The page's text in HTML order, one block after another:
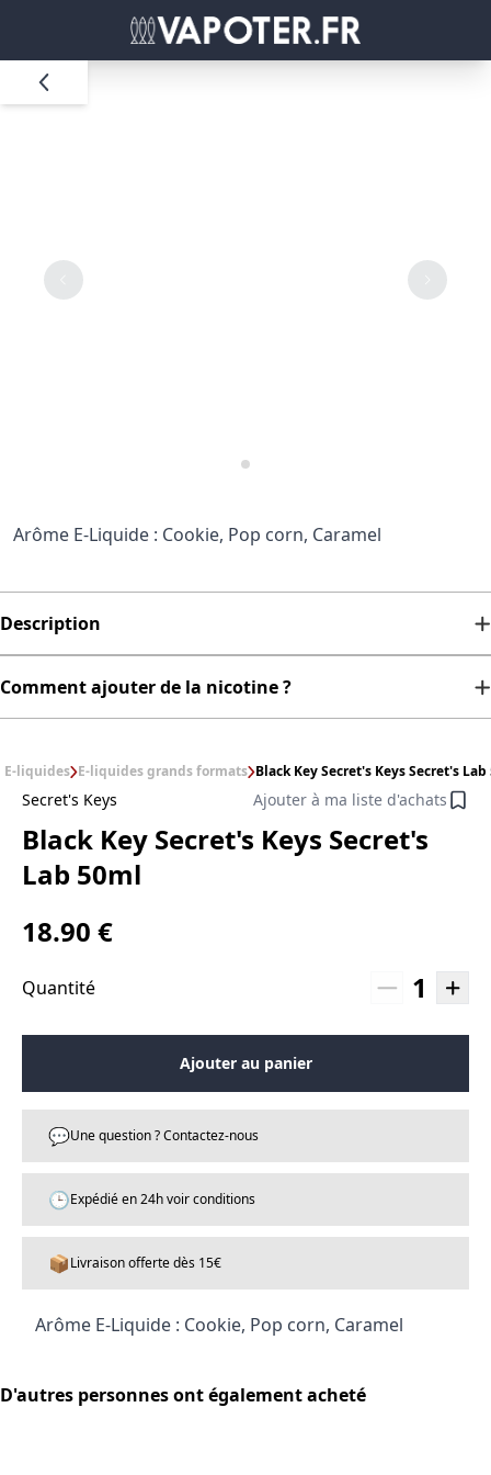
Arôme E-Liquide : Cookie, Pop corn, Caramel
Description
Comment ajouter de la nicotine ?
E-liquides E-liquides grands formats Black Key Secret's Keys Secret's
Secret's Keys Ajouter à ma liste d'achats
Black Key Secret's Keys Secret's
Lab 50ml
18.90 €
Quantité 1
Ajouter au panier
💬Une question ? Contactez-nous
🕒Expédié en 24h voir conditions
📦Livraison offerte dès 15€
Arôme E-Liquide : Cookie, Pop corn, Caramel
D'autres personnes ont également acheté